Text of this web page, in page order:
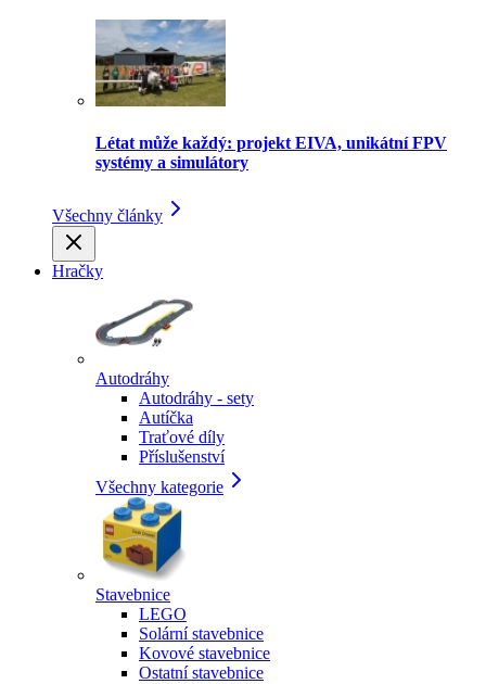
Létat může každý: projekt EIVA, unikátní FPV
systémy a simulátory
Všechny články
Hračky
Autodráhy
Autodráhy - sety
Autíčka
Traťové díly
Příslušenství
Všechny kategorie
Stavebnice
LEGO
Solární stavebnice
Kovové stavebnice
Ostatní stavebnice